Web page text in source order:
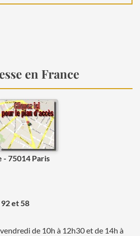
en France
- 75014 Paris
92 et 58
de 10h à 12h30 et de 14h à